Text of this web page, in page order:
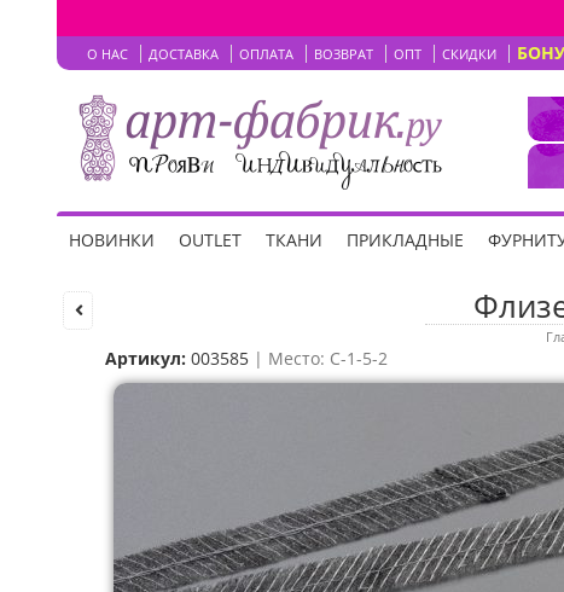
О НАС ДОСТАВКА ОПЛАТА ВОЗВРАТ ОПТ СКИДКИ
НОВИНКИ OUTLET ТКАНИ ПРИКЛАДНЫЕ
Артикул: 003585 | Место: C-1-5-2